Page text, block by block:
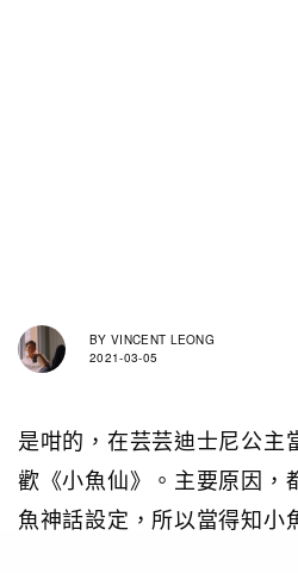
BY VINCENT LEONG
2021-03-05
是咁的，在芸芸迪士尼公主
歡《小魚仙》。主要原因，
魚神話設定，所以當得知小